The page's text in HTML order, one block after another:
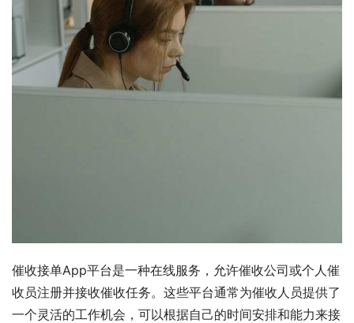
催收接单App平台是一种在线服务，允许催收公司或个人催
收员注册并接收催收任务。这些平台通常为催收人员提供了
一个灵活的工作机会，可以根据自己的时间安排和能力来接